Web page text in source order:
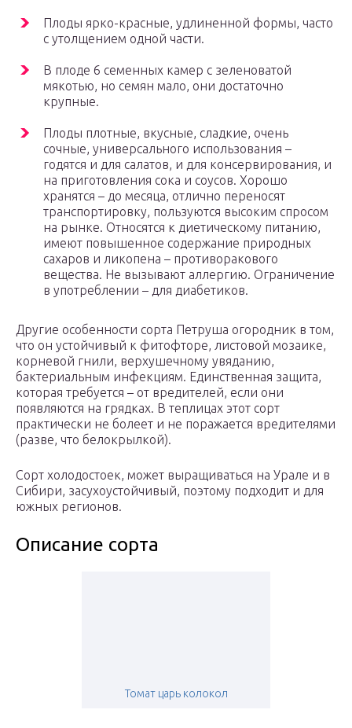
Плоды ярко-красные, удлиненной формы, часто
с утолщением одной части.
В плоде 6 семенных камер с зеленоватой
мякотью, но семян мало, они достаточно
крупные.
Плоды плотные, вкусные, сладкие, очень
сочные, универсального использования –
годятся и для салатов, и для консервирования, и
на приготовления сока и соусов. Хорошо
хранятся – до месяца, отлично переносят
транспортировку, пользуются высоким спросом
на рынке. Относятся к диетическому питанию,
имеют повышенное содержание природных
сахаров и ликопена – противоракового
вещества. Не вызывают аллергию. Ограничение
в употреблении – для диабетиков.
Другие особенности сорта Петруша огородник в том,
что он устойчивый к фитофторе, листовой мозаике,
корневой гнили, верхушечному увяданию,
бактериальным инфекциям. Единственная защита,
которая требуется – от вредителей, если они
появляются на грядках. В теплицах этот сорт
практически не болеет и не поражается вредителями
(разве, что белокрылкой).
Сорт холодостоек, может выращиваться на Урале и в
Сибири, засухоустойчивый, поэтому подходит и для
южных регионов.
Описание сорта
Томат царь колокол